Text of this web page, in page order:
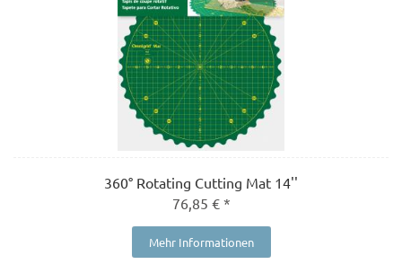
360° Rotating Cutting Mat 14''
76,85 € *
Mehr Informationen